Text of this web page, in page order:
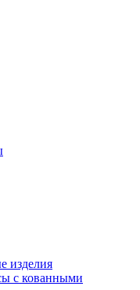
изделия
с кованными